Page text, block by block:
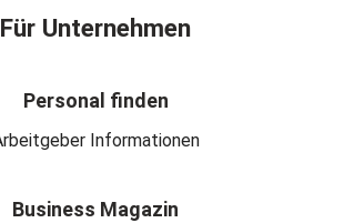
Für Unternehmen
Personal finden
Informationen
Business Magazin